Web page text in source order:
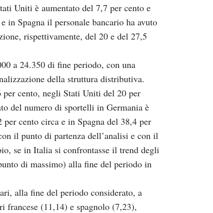
Uniti è aumentato del 7,7 per cento e
in Spagna il personale bancario ha avuto
rispettivamente, del 20 e del 27,5
a 24.350 di fine periodo, con una
della struttura distributiva.
cento, negli Stati Uniti del 20 per
del numero di sportelli in Germania è
cento circa e in Spagna del 38,4 per
il punto di partenza dell’analisi e con il
se in Italia si confrontasse il trend degli
di massimo) alla fine del periodo in
alla fine del periodo considerato, a
francese (11,14) e spagnolo (7,23),